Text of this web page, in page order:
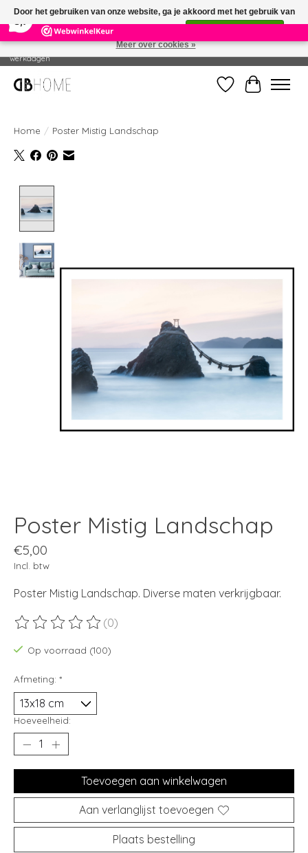
14 Reviews ×
Geproduceerd in eigen drukkerij - Gratis verzending vanaf € 49 - Levertijd: 2-5
werkdagen
Verlanglijst
Home / Poster Mistig Landschap
Poster Mistig Landschap
€5,00
Incl. btw
Poster Mistig Landschap. Diverse maten verkrijgbaar.
De beoordeling van dit product is
(0)
Op voorraad (100)
Afmeting: *
Hoeveelheid:
Toevoegen aan winkelwagen
Aan verlanglijst toevoegen
Plaats bestelling
Door het gebruiken van onze website, ga je akkoord met het gebruik van
cookies om onze website te verbeteren.
Meer over cookies »